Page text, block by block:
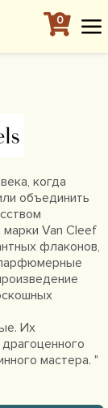
0
когда
объединить
Van Cleef
флаконов,
Их
мастера. "